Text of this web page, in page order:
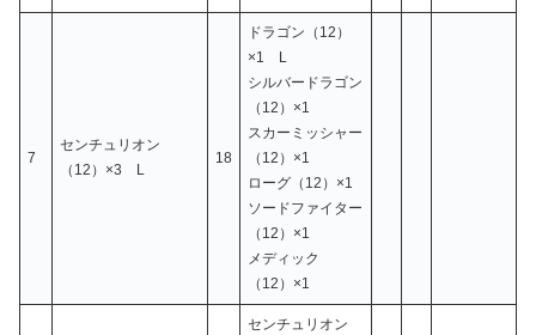
7
センチュリオン
（12）×3 L
18
ドラゴン（12）
×1 L
シルバードラゴン
（12）×1
スカーミッシャー
（12）×1
ローグ（12）×1
ソードファイター
（12）×1
メディック
（12）×1
センチュリオン